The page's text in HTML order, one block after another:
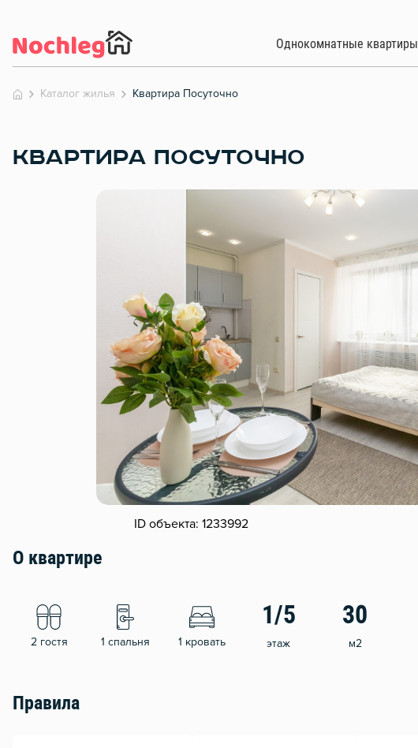
Однокомнатные квартиры
Каталог жилья Квартира Посуточно
КВАРТИРА ПОСУТОЧНО
ID объекта: 1233992
О квартире
2 гостя 1 спальня 1 кровать
1/5
этаж
30
м2
Правила